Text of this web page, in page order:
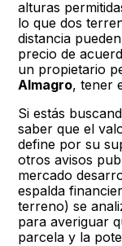
alturas
lo que dos
distancia
precio de
un propietario
Almagro, tener
Si estás
saber que el
define por su
otros avisos
mercado
espalda
terreno) se
para averiguar
parcela y la